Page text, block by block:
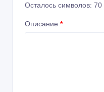
Осталось символов: 70
Описание *